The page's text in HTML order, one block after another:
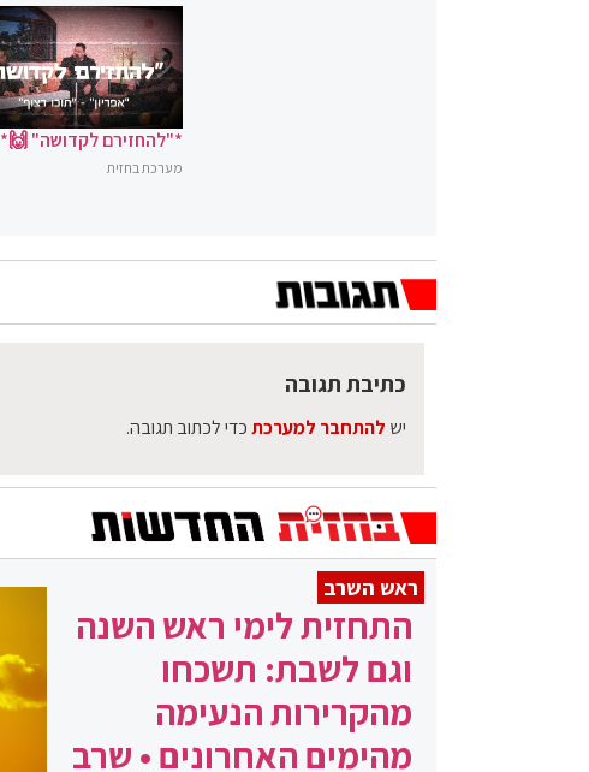
*"להחזירם לקדושה" 🙌*
מערכת בחזית
כתיבת תגובה
יש להתחבר למערכתכדי לכתוב תגובה.
ראש השרב
התחזית לימי ראש השנה
וגם לשבת: תשכחו
מהקרירות הנעימה
מהימים האחרונים • שרב